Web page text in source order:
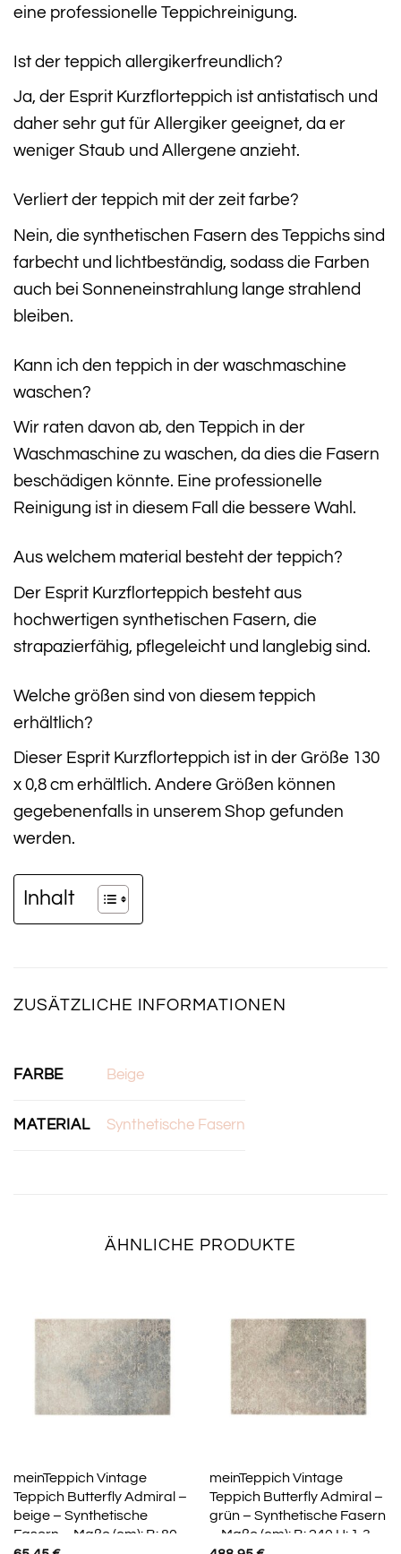
eine professionelle Teppichreinigung.
Ist der teppich allergikerfreundlich?
Ja, der Esprit Kurzflorteppich ist antistatisch und
daher sehr gut für Allergiker geeignet, da er
weniger Staub und Allergene anzieht.
Verliert der teppich mit der zeit farbe?
Nein, die synthetischen Fasern des Teppichs sind
farbecht und lichtbeständig, sodass die Farben
auch bei Sonneneinstrahlung lange strahlend
bleiben.
Kann ich den teppich in der waschmaschine
waschen?
Wir raten davon ab, den Teppich in der
Waschmaschine zu waschen, da dies die Fasern
beschädigen könnte. Eine professionelle
Reinigung ist in diesem Fall die bessere Wahl.
Aus welchem material besteht der teppich?
Der Esprit Kurzflorteppich besteht aus
hochwertigen synthetischen Fasern, die
strapazierfähig, pflegeleicht und langlebig sind.
Welche größen sind von diesem teppich
erhältlich?
Dieser Esprit Kurzflorteppich ist in der Größe 130
x 0,8 cm erhältlich. Andere Größen können
gegebenenfalls in unserem Shop gefunden
werden.
Inhalt
ZUSÄTZLICHE INFORMATIONEN
FARBE Beige
MATERIAL Synthetische Fasern
ÄHNLICHE PRODUKTE
meinTeppich Vintage
Teppich Butterfly Admiral –
beige – Synthetische
Fasern – Maße (cm): B: 80
meinTeppich Vintage
Teppich Butterfly Admiral –
grün – Synthetische Fasern
– Maße (cm): B: 240 H: 1,3